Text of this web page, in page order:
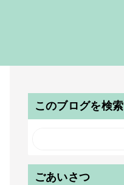
このブログを検索
ごあいさつ